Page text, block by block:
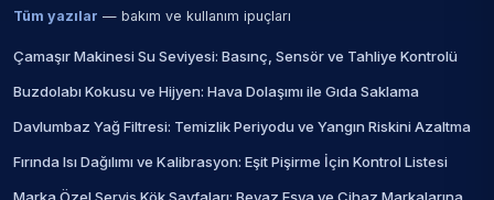
Tüm yazılar — bakım ve kullanım ipuçları
Çamaşır Makinesi Su Seviyesi: Basınç, Sensör ve Tahliye Kontrolü
Buzdolabı Kokusu ve Hijyen: Hava Dolaşımı ile Gıda Saklama
Davlumbaz Yağ Filtresi: Temizlik Periyodu ve Yangın Riskini Azaltma
Fırında Isı Dağılımı ve Kalibrasyon: Eşit Pişirme İçin Kontrol Listesi